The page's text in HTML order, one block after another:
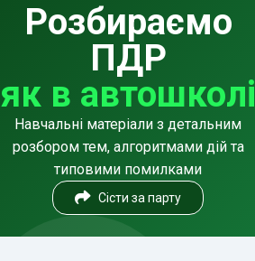
Розбираємо
ПДР
як в автошколі
Навчальні матеріали з детальним
розбором тем, алгоритмами дій та
типовими помилками
Сісти за парту